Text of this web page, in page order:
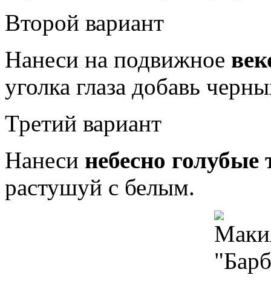
Второй вариант
Нанеси на подвижное
уголка глаза добавь
Третий вариант
Нанеси небесно голубые
растушуй с белым.